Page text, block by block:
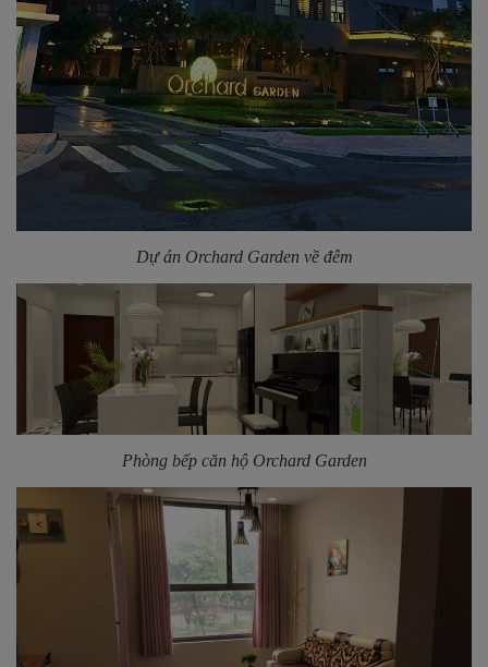
Dự án Orchard Garden về đêm
Phòng bếp căn hộ Orchard Garden